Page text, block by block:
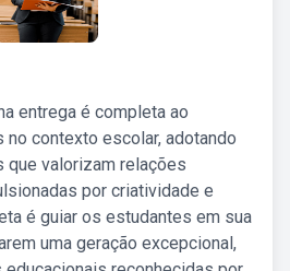
entrega é completa ao
contexto escolar, adotando
que valorizam relações
por criatividade e
é guiar os estudantes em sua
uma geração excepcional,